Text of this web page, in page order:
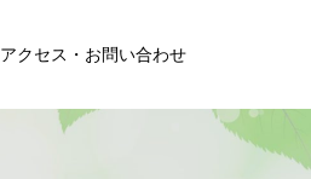
アクセス・お問い合わせ